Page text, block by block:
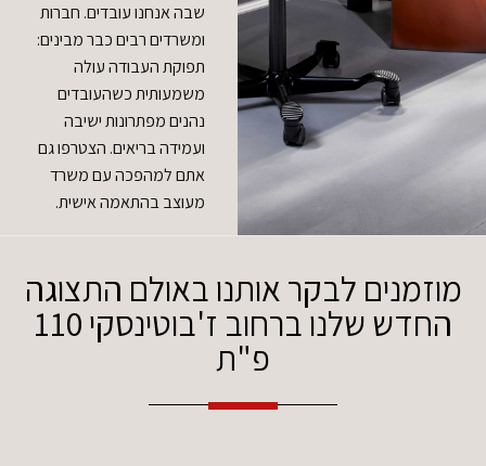
שבה אנחנו עובדים. חברות
ומשרדים רבים כבר מבינים:
תפוקת העבודה עולה
משמעותית כשהעובדים
נהנים מפתרונות ישיבה
ועמידה בריאים. הצטרפו גם
אתם למהפכה עם משרד
מעוצב בהתאמה אישית.
מוזמנים לבקר אותנו באולם התצוגה
החדש שלנו ברחוב ז'בוטינסקי 110
פ"ת